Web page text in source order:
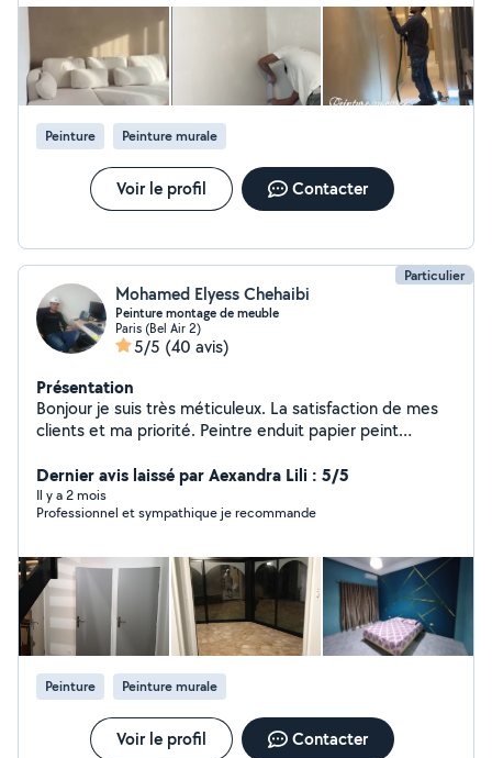
assurons un travail sérieux, propre et réalisé dans les
nous serons ravis de vous accompagner.
Peinture Peinture murale
Voir le profil Contacter
Particulier
Mohamed Elyess Chehaibi
Peinture montage de meuble
Paris (Bel Air 2)
5/5 (40 avis)
Présentation
Bonjour je suis très méticuleux. La satisfaction de mes
clients et ma priorité. Peintre enduit papier peint
Dernier avis laissé par Aexandra Lili : 5/5
Il y a 2 mois
Professionnel et sympathique je recommande
Peinture Peinture murale
Voir le profil Contacter